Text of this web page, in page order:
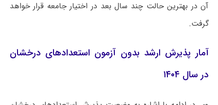
آن در بهترین حالت چند سال بعد در اختیار جامعه قرار خواهد
گرفت.
آمار پذیرش ارشد بدون آزمون استعدادهای درخشان
در سال ۱۴۰۴